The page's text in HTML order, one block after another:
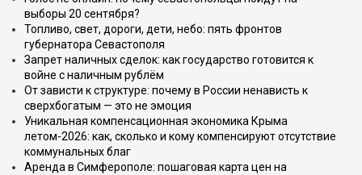
выборы 20 сентября?
Топливо, свет, дороги, дети, небо: пять фронтов
губернатора Севастополя
Запрет наличных сделок: как государство готовится к
войне с наличным рублём
От зависти к структуре: почему в России ненависть к
сверхбогатым — это не эмоция
Уникальная компенсационная экономика Крыма
летом-2026: как, сколько и кому компенсируют отсутствие
коммунальных благ
Аренда в Симферополе: пошаговая карта цен на